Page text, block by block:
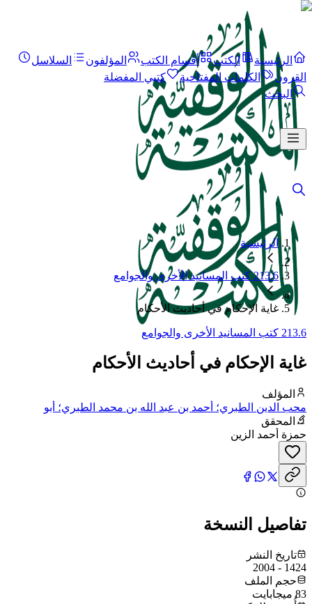
الرئيسية الكتب أقسام الكتب المؤلفون
السلاسل
القرون
الكلمات المفتاحية
كتبي المفضلة
البحث
الرئيسية
213.6 كتب المسانيد الأخرى والجوامع
غاية الإحكام في أحاديث الأحكام
213.6 كتب المسانيد الأخرى والجوامع
غاية الإحكام في أحاديث الأحكام
المؤلف
محب الدين الطبري؛ أحمد بن عبد الله بن محمد الطبري؛ أبو
العباس؛ محب الدين
المحقق
حمزة أحمد الزين
تفاصيل النسخة
تاريخ النشر
1424 - 2004
حجم الملف
83 ميجابايت